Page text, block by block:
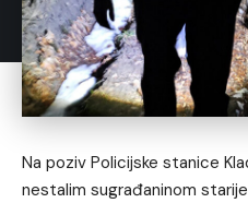
Na poziv Policijske stanice
nestalim sugrađaninom